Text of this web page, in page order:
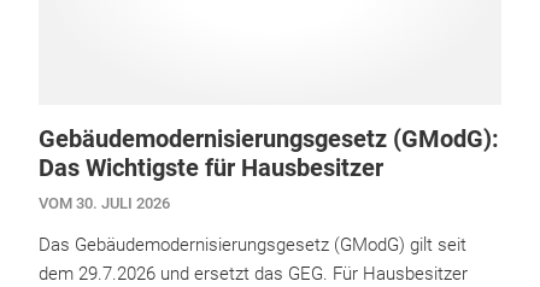
Gebäudemodernisierungsgesetz (GModG):
Das Wichtigste für Hausbesitzer
VOM 30. JULI 2026
Das Gebäudemodernisierungsgesetz (GModG) gilt seit
dem 29.7.2026 und ersetzt das GEG. Für Hausbesitzer